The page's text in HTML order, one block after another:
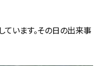
います。その日の出来事